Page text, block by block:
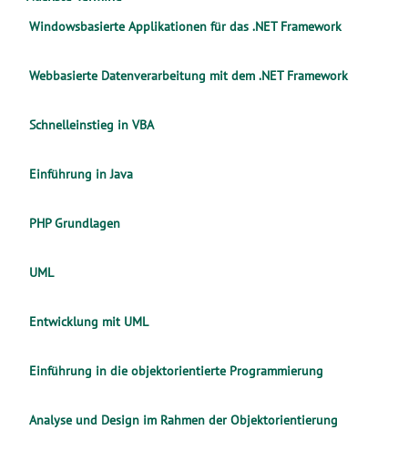
Windowsbasierte Applikationen für das .NET Framework
Webbasierte Datenverarbeitung mit dem .NET Framework
Schnelleinstieg in VBA
Einführung in Java
PHP Grundlagen
UML
Entwicklung mit UML
Einführung in die objektorientierte Programmierung
Analyse und Design im Rahmen der Objektorientierung